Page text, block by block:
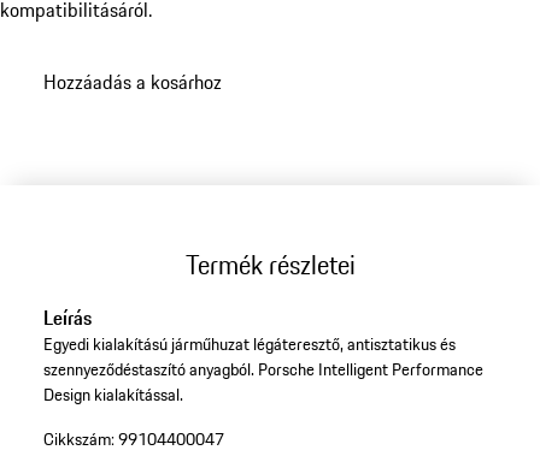
kompatibilitásáról.
Hozzáadás a kosárhoz
Termék részletei
Leírás
Egyedi kialakítású járműhuzat légáteresztő, antisztatikus és
szennyeződéstaszító anyagból. Porsche Intelligent Performance
Design kialakítással.
Cikkszám:99104400047